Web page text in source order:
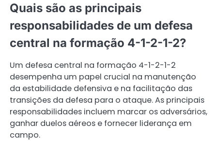
Quais são as principais
responsabilidades de um defesa
central na formação 4-1-2-1-2?
Um defesa central na formação 4-1-2-1-2
desempenha um papel crucial na manutenção
da estabilidade defensiva e na facilitação das
transições da defesa para o ataque. As principais
responsabilidades incluem marcar os adversários,
ganhar duelos aéreos e fornecer liderança em
campo.